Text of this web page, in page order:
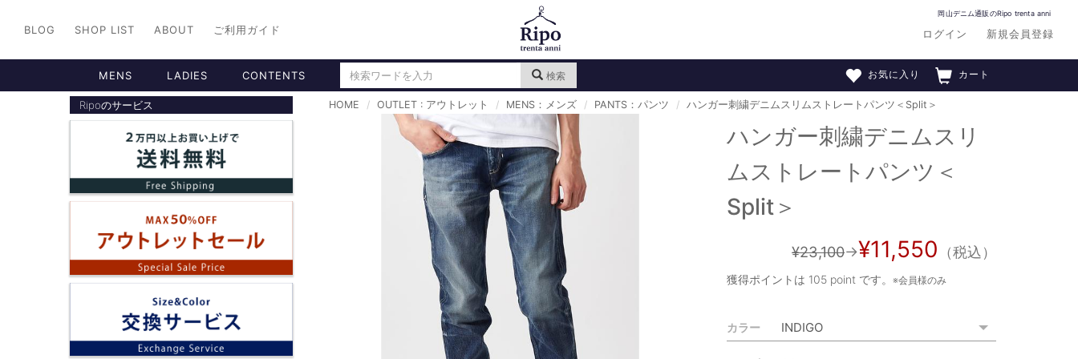
岡山デニム通販のRipo trenta anni
ログイン 新規会員登録
BLOG SHOP LIST ABOUT ご利用ガイド
MENS LADIES CONTENTS 検索 カート
お気に入り
Ripoのサービス HOME OUTLET : アウトレット MENS：メンズ PANTS：パンツ ハンガー刺繍デニムスリムストレートパンツ＜Split＞
ハンガー刺繍デニムスリ
ムストレートパンツ＜
Split＞
¥23,100→¥11,550 （税込）
獲得ポイントは 105 point です。※会員様のみ
カラー